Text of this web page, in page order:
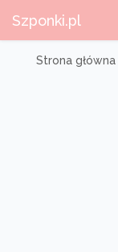
Szponki.pl
Strona główna